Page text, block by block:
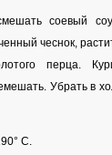
соевый
чеснок,
перца.
Убрать в
С.